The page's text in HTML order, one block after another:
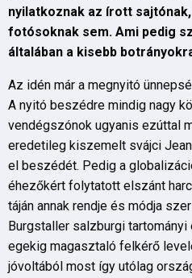
nyilatkoznak az írott
fotósoknak sem. Ami pedig
általában a kisebb
Az idén már a megnyitó
A nyitó beszédre mindig nagy
vendégszónok ugyanis ezúttal
eredetileg kiszemelt svájci
el beszédét. Pedig a
éhezőkért folytatott elszánt
táján annak rendje és módja
Burgstaller salzburgi
egekig magasztaló felkérő
jóvoltából most így utólag